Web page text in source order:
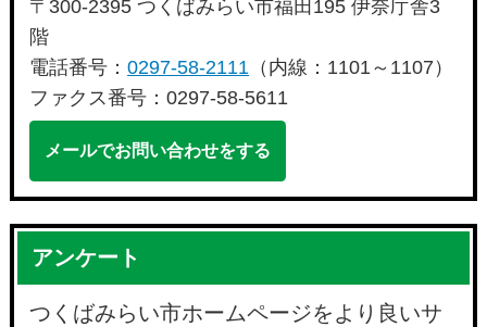
〒300-2395 つくばみらい市福田195 伊奈庁舎3
階
電話番号：0297-58-2111 （内線：1101～1107）
ファクス番号：0297-58-5611
メールでお問い合わせをする
アンケート
つくばみらい市ホームページをより良いサ